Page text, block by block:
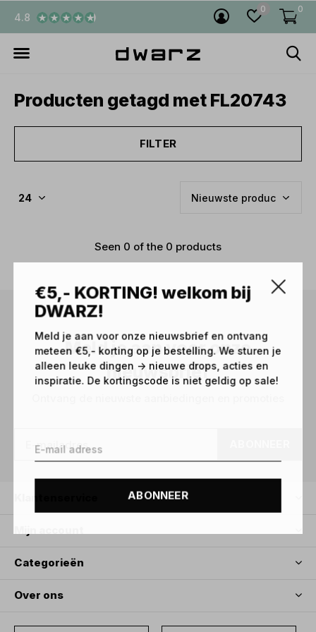
€5,- KORTING! welkom bij
DWARZ!
Meld je aan voor onze nieuwsbrief en ontvang
meteen €5,- korting op je bestelling. We sturen je
alleen leuke dingen -> nieuwe drops, acties en
inspiratie. De kortingscode is niet geldig op sale!
ABONNEER
0 0
4.8
Producten getagd met FL20743
FILTER
Seen 0 of the 0 products
Meld je aan voor onze
nieuwsbrief
Categorieën
Over ons